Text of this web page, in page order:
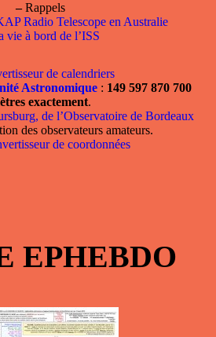
–Rappels
Radio Telescope en Australie
vie à bord de l’ISS
de calendriers
Astronomique: 149 597 870 700
exactement.
de l’Observatoire de Bordeaux
des observateurs amateurs.
de coordonnées
EPHEBDO